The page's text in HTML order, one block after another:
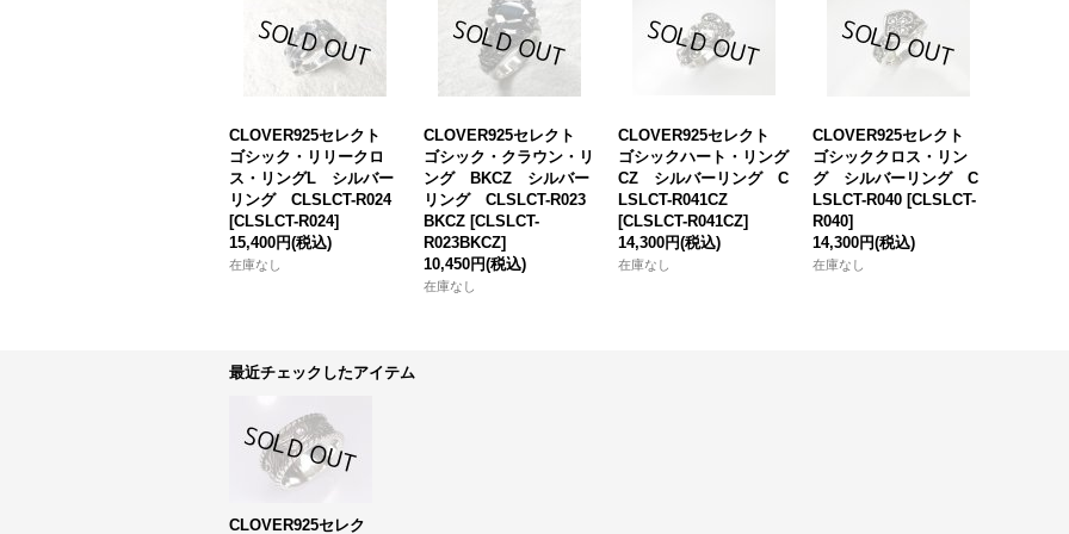
CLOVER925セレクト
ゴシック・リリークロ
ス・リングL シルバー
リング CLSLCT-R024
[CLSLCT-R024]
15,400円(税込)
在庫なし
CLOVER925セレクト
ゴシック・クラウン・リ
ング BKCZ シルバー
リング CLSLCT-R023
BKCZ [CLSLCT-
R023BKCZ]
10,450円(税込)
在庫なし
CLOVER925セレクト
ゴシックハート・リング
CZ シルバーリング C
LSLCT-R041CZ
[CLSLCT-R041CZ]
14,300円(税込)
在庫なし
CLOVER925セレクト
ゴシッククロス・リン
グ シルバーリング C
LSLCT-R040 [CLSLCT-
R040]
14,300円(税込)
在庫なし
最近チェックしたアイテム
CLOVER925セレク